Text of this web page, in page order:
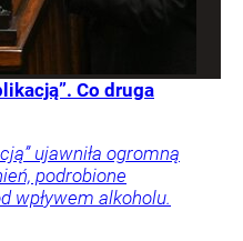
Co druga
ujawniła ogromną
podrobione
wpływem alkoholu.